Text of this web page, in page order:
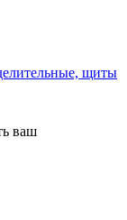
щиты
ваш